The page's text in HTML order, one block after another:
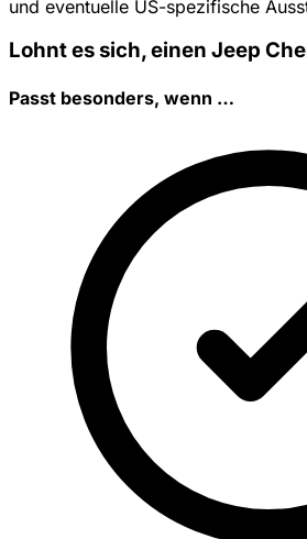
und eventuelle US-spezifische
Lohnt es sich, einen Jeep
Passt besonders, wenn …